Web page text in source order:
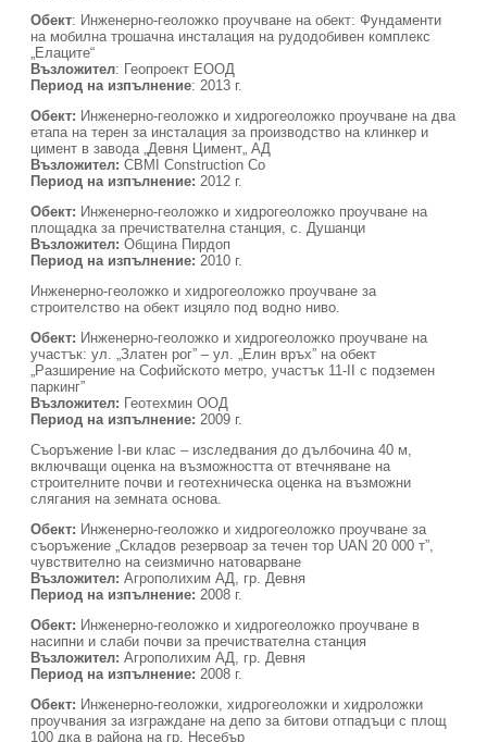
Обект: Инженерно-геоложко проучване на обект: Фундаменти
на мобилна трошачна инсталация на рудодобивен комплекс
„Елаците“
Възложител: Геопроект ЕООД
Период на изпълнение: 2013 г.
Обект: Инженерно-геоложко и хидрогеоложко проучване на два
етапа на терен за инсталация за производство на клинкер и
цимент в завода „Девня Цимент„ АД
Възложител: CBMI Construction Co
Период на изпълнение: 2012 г.
Обект: Инженерно-геоложко и хидрогеоложко проучване на
площадка за пречиствателна станция, с. Душанци
Възложител: Община Пирдоп
Период на изпълнение: 2010 г.
Инженерно-геоложко и хидрогеоложко проучване за
строителство на обект изцяло под водно ниво.
Обект: Инженерно-геоложко и хидрогеоложко проучване на
участък: ул. „Златен рог” – ул. „Елин връх” на обект
„Разширение на Софийското метро, участък 11-ІІ с подземен
паркинг”
Възложител: Геотехмин ООД
Период на изпълнение: 2009 г.
Съоръжение I-ви клас – изследвания до дълбочина 40 м,
включващи оценка на възможността от втечняване на
строителните почви и геотехническа оценка на възможни
слягания на земната основа.
Обект: Инженерно-геоложко и хидрогеоложко проучване за
съоръжение „Складов резервоар за течен тор UAN 20 000 т”,
чувствително на сеизмично натоварване
Възложител: Агрополихим АД, гр. Девня
Период на изпълнение: 2008 г.
Обект: Инженерно-геоложко и хидрогеоложко проучване в
насипни и слаби почви за пречиствателна станция
Възложител: Агрополихим АД, гр. Девня
Период на изпълнение: 2008 г.
Обект: Инженерно-геоложки, хидрогеоложки и хидроложки
проучвания за изграждане на депо за битови отпадъци с площ
100 дка в района на гр. Несебър